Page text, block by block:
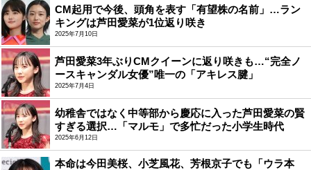
CM起用で今後、頭角を表す「有望株の名前」…ラン
キングは芦田愛菜が1位返り咲き
2025年7月10日
芦田愛菜3年ぶりCMクイーンに返り咲きも…“完全ノ
ースキャンダル女優”唯一の「アキレス腱」
2025年7月4日
幼稚舎ではなく中等部から慶応に入った芦田愛菜の賢
すぎる選択…「マルモ」で多忙だった小学生時代
2025年6月12日
本命は今田美桜、小芝風花、芳根京子でも「ウラ本